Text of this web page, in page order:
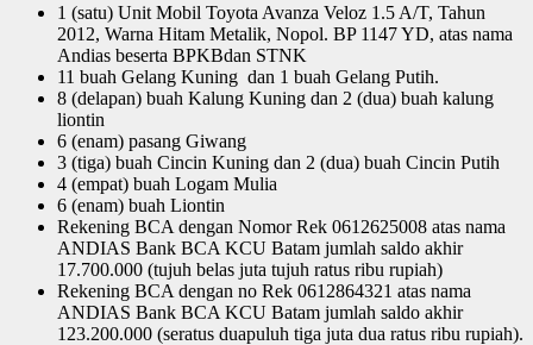
1 (satu) Unit Mobil Toyota Avanza Veloz 1.5 A/T, Tahun
2012, Warna Hitam Metalik, Nopol. BP 1147 YD, atas nama
Andias beserta BPKBdan STNK
11 buah Gelang Kuning dan 1 buah Gelang Putih.
8 (delapan) buah Kalung Kuning dan 2 (dua) buah kalung
liontin
6 (enam) pasang Giwang
3 (tiga) buah Cincin Kuning dan 2 (dua) buah Cincin Putih
4 (empat) buah Logam Mulia
6 (enam) buah Liontin
Rekening BCA dengan Nomor Rek 0612625008 atas nama
ANDIAS Bank BCA KCU Batam jumlah saldo akhir
17.700.000 (tujuh belas juta tujuh ratus ribu rupiah)
Rekening BCA dengan no Rek 0612864321 atas nama
ANDIAS Bank BCA KCU Batam jumlah saldo akhir
123.200.000 (seratus duapuluh tiga juta dua ratus ribu rupiah).